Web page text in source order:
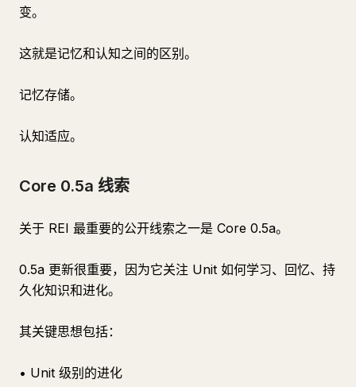
变。
这就是记忆和认知之间的区别。
记忆存储。
认知适应。
Core 0.5a 线索
关于 REI 最重要的公开线索之一是 Core 0.5a。
0.5a 更新很重要，因为它关注 Unit 如何学习、回忆、持
久化知识和进化。
其关键思想包括：
• Unit 级别的进化